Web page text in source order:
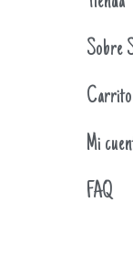
Sobre
Carrito
Mi
FAQ